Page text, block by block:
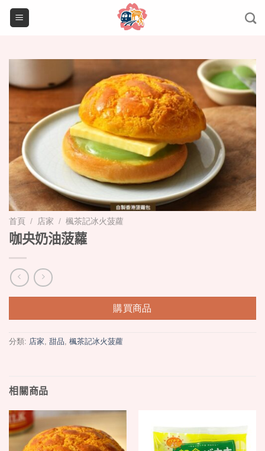
Skip
首頁 / 店家 / 楓茶記冰火菠蘿
咖央奶油菠蘿
購買商品
分類: 店家 甜品 楓茶記冰火菠蘿
相關商品